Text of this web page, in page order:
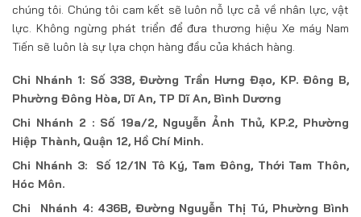
chúng tôi. Chúng tôi cam kết sẽ luôn nỗ lực cả về nhân lực, vật
lực. Không ngừng phát triển để đưa thương hiệu Xe máy Nam
Tiến sẽ luôn là sự lựa chọn hàng đầu của khách hàng.
Chi Nhánh 1: Số 338, Đường Trần Hưng Đạo, KP. Đông B,
Phường Đông Hòa, Dĩ An, TP Dĩ An, Bình Dương
Chi Nhánh 2 : Số 19a/2, Nguyễn Ảnh Thủ, KP.2, Phường
Hiệp Thành, Quận 12, Hồ Chí Minh.
Chi Nhánh 3: Số 12/1N Tô Ký, Tam Đông, Thới Tam Thôn,
Hóc Môn.
Chi Nhánh 4: 436B, Đường Nguyễn Thị Tú, Phường Bình